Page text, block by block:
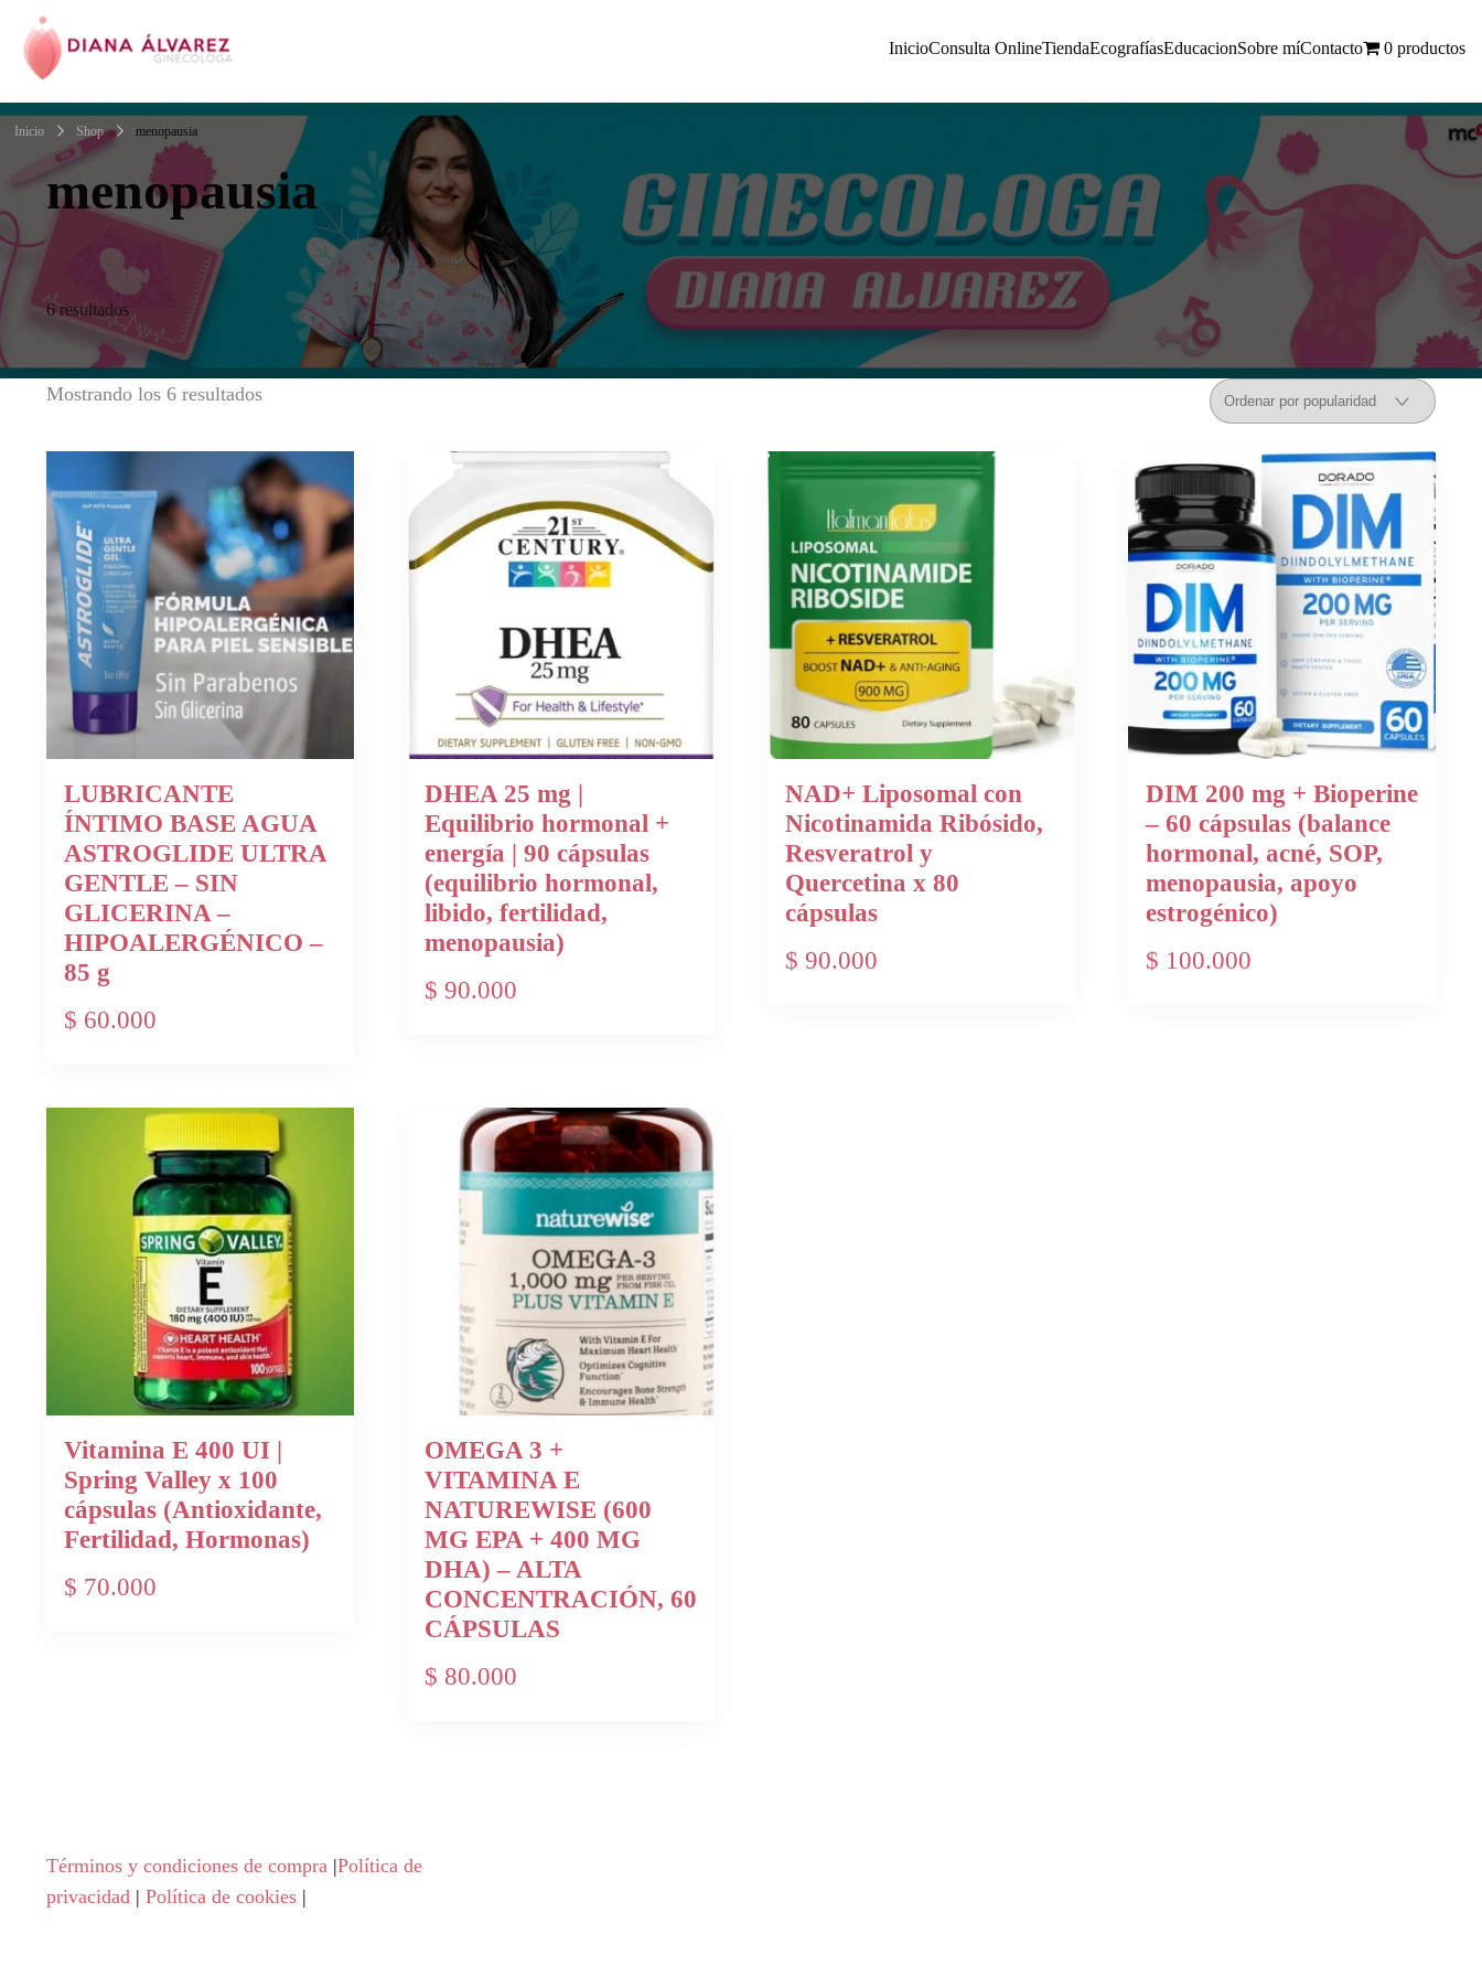
InicioConsulta OnlineTiendaEcografíasEducacionSobre míContacto 0 productos
Inicio Shop menopausia
menopausia
6 resultados
Mostrando los 6 resultados
LUBRICANTE
ÍNTIMO BASE AGUA
ASTROGLIDE ULTRA
GENTLE – SIN
GLICERINA –
HIPOALERGÉNICO –
85 g
$ 60.000
DHEA 25 mg |
Equilibrio hormonal +
energía | 90 cápsulas
(equilibrio hormonal,
libido, fertilidad,
menopausia)
$ 90.000
NAD+ Liposomal con
Nicotinamida Ribósido,
Resveratrol y
Quercetina x 80
cápsulas
$ 90.000
DIM 200 mg + Bioperine
– 60 cápsulas (balance
hormonal, acné, SOP,
menopausia, apoyo
estrogénico)
$ 100.000
Vitamina E 400 UI |
Spring Valley x 100
cápsulas (Antioxidante,
Fertilidad, Hormonas)
$ 70.000
OMEGA 3 +
VITAMINA E
NATUREWISE (600
MG EPA + 400 MG
DHA) – ALTA
CONCENTRACIÓN, 60
CÁPSULAS
$ 80.000
Términos y condiciones de compra |Política de
privacidad | Política de cookies |